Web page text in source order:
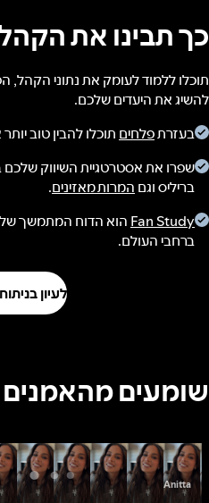
כך תבינו את
תוכלו ללמוד לעומק את נתוני הקהל,
להשיג את היעדים שלכם.
בעזרתפלחים תוכלו להבין טוב
שפרו את אסטרטגיית השיווק
בריליס וגם המרות מאזינים.
Fan Study הוא הדוח המתמשך
ברחבי העולם.
לעיון
שומעים מהאמנים
Anitta